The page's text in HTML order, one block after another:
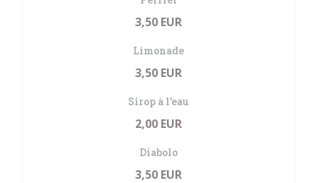
3,50 EUR
Limonade
3,50 EUR
Sirop à l’eau
2,00 EUR
Diabolo
3,50 EUR